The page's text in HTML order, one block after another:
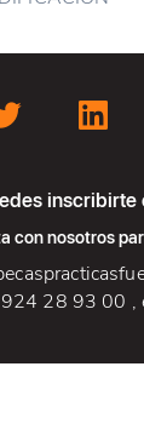
inscribirte
con nosotros
924 28 93 00 ,